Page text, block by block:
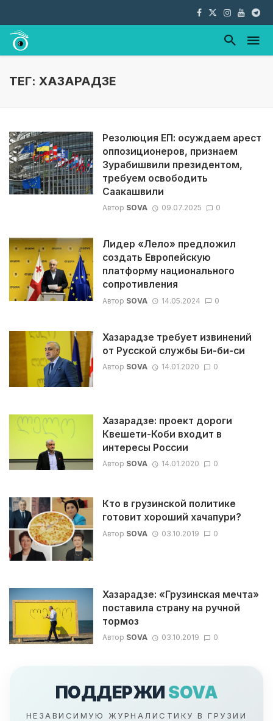
ТЕГ: ХАЗАРАДЗЕ
Резолюция ЕП: осуждаем арест
оппозиционеров, признаем
Зурабишвили президентом,
требуем освободить
Саакашвили
Автор SOVA 09.07.2025 0
Лидер «Лело» предложил
создать Европейскую
платформу национального
сопротивления
Автор SOVA 14.05.2024 0
Хазарадзе требует извинений
от Русской службы Би-би-си
Автор SOVA 14.01.2020 0
Хазарадзе: проект дороги
Квешети-Коби входит в
интересы России
Автор SOVA 14.01.2020 0
Кто в грузинской политике
готовит хороший хачапури?
Автор SOVA 03.10.2019 0
Хазарадзе: «Грузинская мечта»
поставила страну на ручной
тормоз
Автор SOVA 03.10.2019 0
ПОДДЕРЖИ SOVA
НЕЗАВИСИМУЮ ЖУРНАЛИСТИКУ В ГРУЗИИ